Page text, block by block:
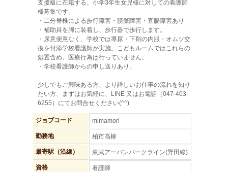
支援級に在籍する、小学3年生女児様に対しての看護師
様募集です。
・二分脊椎による歩行障害・膀胱障害・直腸障害あり
・補助具を脚に装着し、歩行器で歩行します。
・尿意便意なく、学校では導尿・下剤の内服・オムツ交
換を付添学校看護師が実施。こどもルームではこれらの
処置含め、医療行為は行っていません。
・学校看護師からの申し送りあり。
少しでもご興味ある方、より詳しいお仕事の流れを知り
たい方、まずはお気軽に、LINE 又はお電話（047-403-
6255）にてお問合せください(^^)
ジョブコード mimamori
勤務地 柏市高柳
最寄駅（沿線） 東武アーバンパークライン(野田線)
資格 看護師